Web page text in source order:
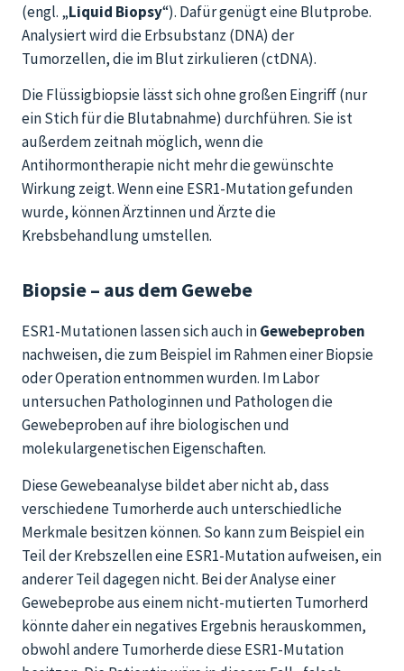
(engl. „Liquid Biopsy“). Dafür genügt eine Blutprobe.
Analysiert wird die Erbsubstanz (DNA) der
Tumorzellen, die im Blut zirkulieren (ctDNA).
Die Flüssigbiopsie lässt sich ohne großen Eingriff (nur
ein Stich für die Blutabnahme) durchführen. Sie ist
außerdem zeitnah möglich, wenn die
Antihormontherapie nicht mehr die gewünschte
Wirkung zeigt. Wenn eine ESR1-Mutation gefunden
wurde, können Ärztinnen und Ärzte die
Krebsbehandlung umstellen.
Biopsie – aus dem Gewebe
ESR1-Mutationen lassen sich auch inGewebeproben
nachweisen, die zum Beispiel im Rahmen einer Biopsie
oder Operation entnommen wurden. Im Labor
untersuchen Pathologinnen und Pathologen die
Gewebeproben auf ihre biologischen und
molekulargenetischen Eigenschaften.
Diese Gewebeanalyse bildet aber nicht ab, dass
verschiedene Tumorherde auch unterschiedliche
Merkmale besitzen können. So kann zum Beispiel ein
Teil der Krebszellen eine ESR1-Mutation aufweisen, ein
anderer Teil dagegen nicht. Bei der Analyse einer
Gewebeprobe aus einem nicht-mutierten Tumorherd
könnte daher ein negatives Ergebnis herauskommen,
obwohl andere Tumorherde diese ESR1-Mutation